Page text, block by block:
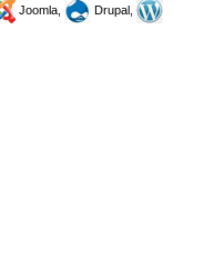
Joomla,
Drupal,